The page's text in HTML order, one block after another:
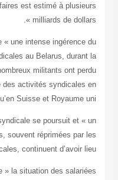
une
majeure
Géorgie,
En
nombre
Le rapport